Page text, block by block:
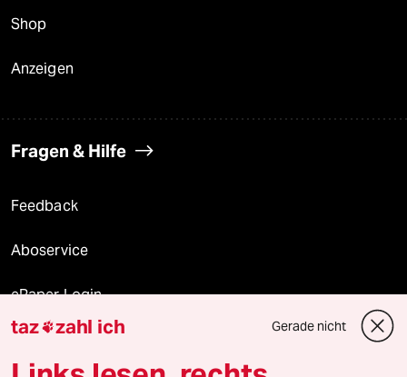
Shop
Anzeigen
Fragen & Hilfe
Feedback
Aboservice
ePaper Login
Downloads für Abonnierende
taz zahl ich Gerade nicht